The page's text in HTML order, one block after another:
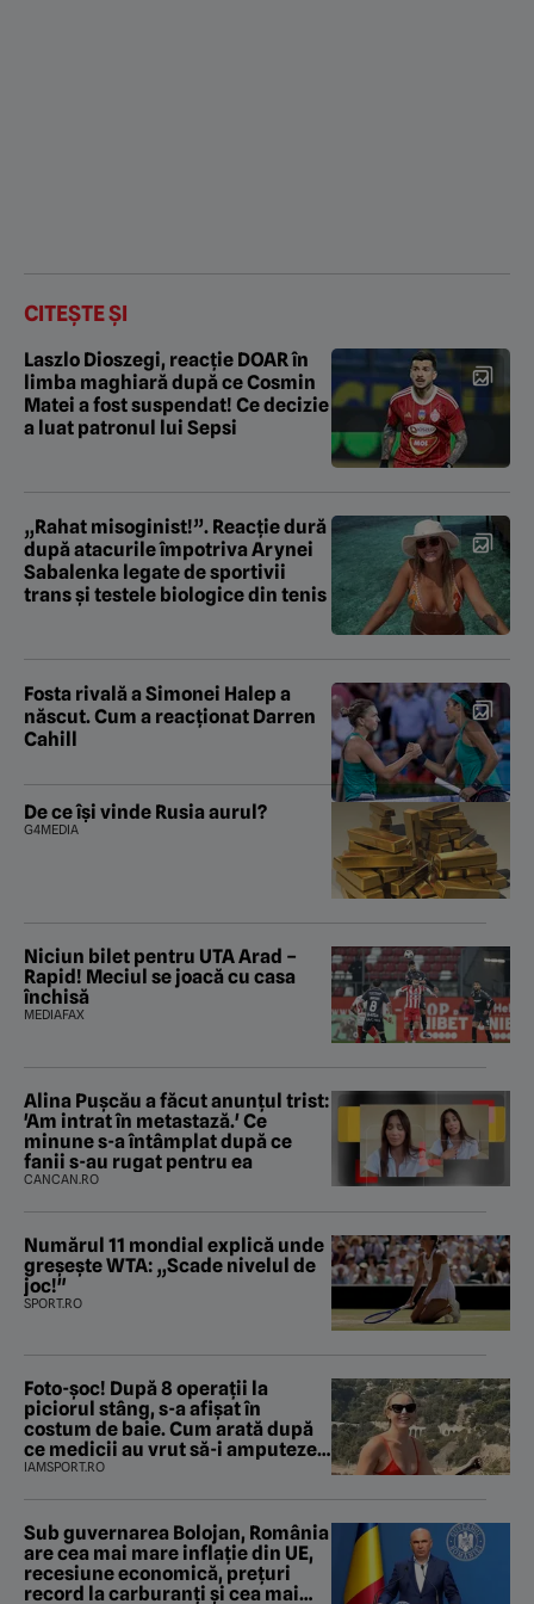
CITEȘTE ȘI
Laszlo Dioszegi, reacție DOAR în
limba maghiară după ce Cosmin
Matei a fost suspendat! Ce decizie
a luat patronul lui Sepsi
„Rahat misoginist!”. Reacție dură
după atacurile împotriva Arynei
Sabalenka legate de sportivii
trans și testele biologice din tenis
Fosta rivală a Simonei Halep a
născut. Cum a reacționat Darren
Cahill
De ce își vinde Rusia aurul?
G4MEDIA
Niciun bilet pentru UTA Arad –
Rapid! Meciul se joacă cu casa
închisă
MEDIAFAX
Alina Pușcău a făcut anunțul trist:
'Am intrat în metastază.' Ce
minune s-a întâmplat după ce
fanii s-au rugat pentru ea
CANCAN.RO
Numărul 11 mondial explică unde
greșește WTA: „Scade nivelul de
joc!"
SPORT.RO
Foto-șoc! După 8 operații la
piciorul stâng, s-a afișat în
costum de baie. Cum arată după
ce medicii au vrut să-i amputeze
piciorul
IAMSPORT.RO
Sub guvernarea Bolojan, România
are cea mai mare inflație din UE,
recesiune economică, prețuri
record la carburanți și cea mai